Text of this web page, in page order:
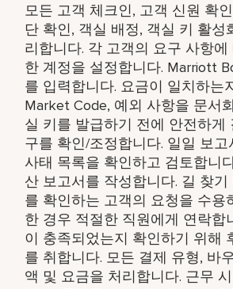
모든 고객 체크인, 고객 신원 확인
단 확인, 객실 배정, 객실 키 활성
리합니다. 각 고객의 요구 사항에
한 계정을 설정합니다. Marriott
를 입력합니다. 요금이 일치하는
Market Code, 예외 사항을 문서
실 키를 발급하기 전에 안전하게
구를 확인/조정합니다. 일일 보고
사태 목록을 확인하고 검토합니
산 보고서를 작성합니다. 길 찾기
를 확인하는 고객의 요청을 수용
한 경우 적절한 직원에게 연락합
이 충족되었는지 확인하기 위해
를 취합니다. 모든 결제 유형, 바
액 및 요금을 처리합니다. 근무